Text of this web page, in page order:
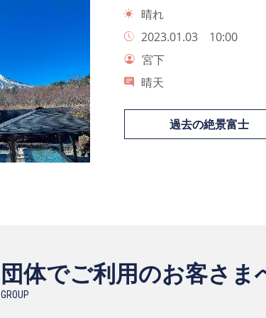
晴れ
2023.01.03 10:00
宮下
晴天
過去の絶景富士
団体でご利用のお客さま
GROUP